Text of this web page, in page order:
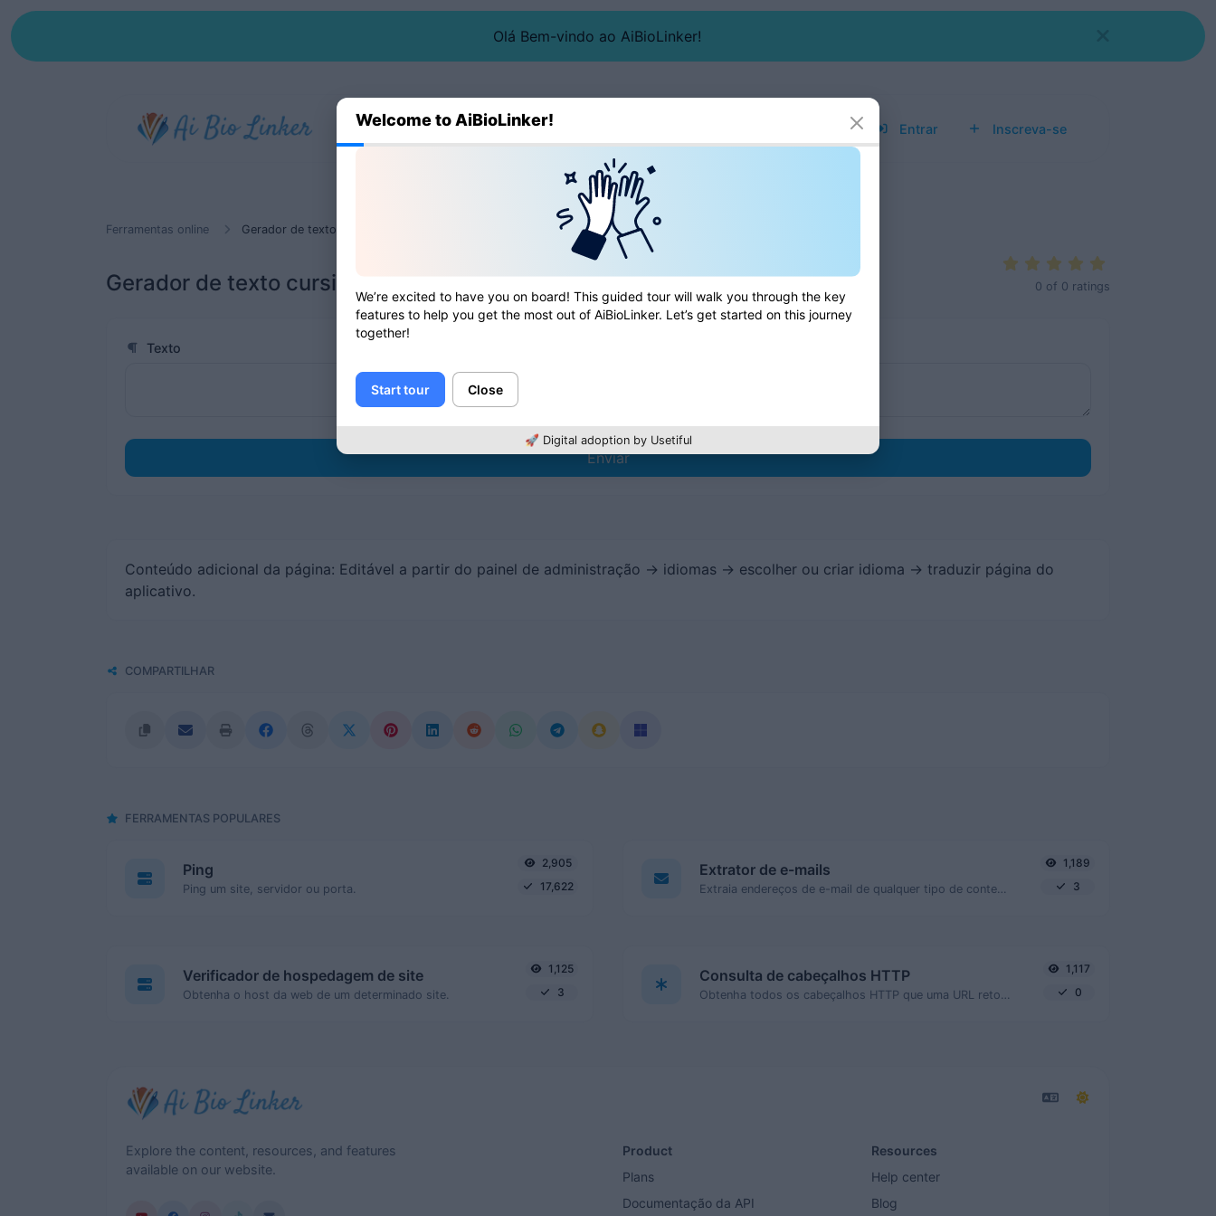
Olá Bem-vindo ao AiBioLinker!
Entrar Inscreva-se
Ferramentas online Gerador de texto cursivo
Gerador de texto cursivo 0 of 0 ratings
Texto
Enviar
Conteúdo adicional da página: Editável a partir do painel de administração -> idiomas -> escolher ou criar idioma -> traduzir página do
aplicativo.
COMPARTILHAR
FERRAMENTAS POPULARES
Ping
Ping um site, servidor ou porta.
2,905
17,622
Extrator de e-mails
Extraia endereços de e-mail de qualquer tipo de conteúdo de texto.
1,189
3
Verificador de hospedagem de site
Obtenha o host da web de um determinado site.
1,125
3
Consulta de cabeçalhos HTTP
Obtenha todos os cabeçalhos HTTP que uma URL retorna para uma solicitação GET típica.
1,117
0
Explore the content, resources, and features
available on our website.
Product
Plans
Documentação da API
Resources
Help center
Blog
Welcome to AiBioLinker!
We’re excited to have you on board! This guided tour will walk you through the key
features to help you get the most out of AiBioLinker. Let’s get started on this journey
together!
Start tour Close
🚀 Digital adoption by Usetiful